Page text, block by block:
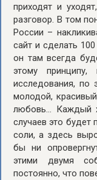
приходят и
разговор. В том
России –
сайт и сделать
он там всегда
этому принципу,
исследования, по
молодой,
любовь… Каждый
случаев это будет
соли, а здесь
бы ни
этими двумя
постоянно, что